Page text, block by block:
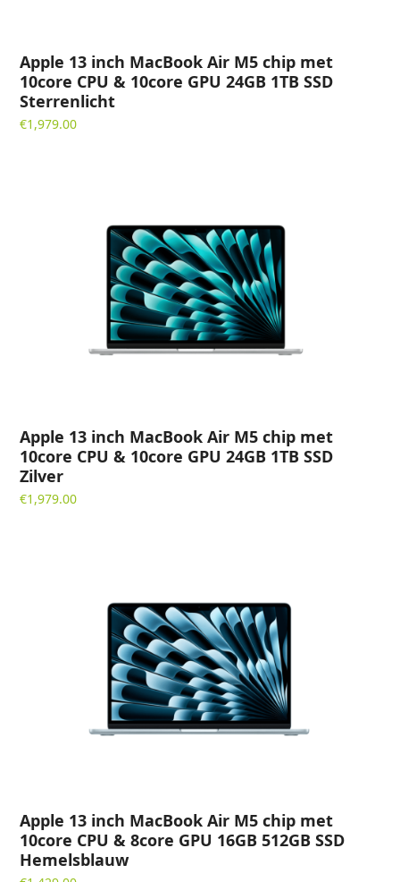
Apple 13 inch MacBook Air M5 chip met
10core CPU & 10core GPU 24GB 1TB SSD
Sterrenlicht
€1,979.00
Apple 13 inch MacBook Air M5 chip met
10core CPU & 10core GPU 24GB 1TB SSD
Zilver
€1,979.00
Apple 13 inch MacBook Air M5 chip met
10core CPU & 8core GPU 16GB 512GB SSD
Hemelsblauw